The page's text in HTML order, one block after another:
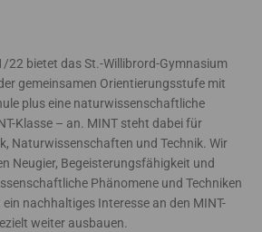
22 bietet das St.-Willibrord-Gymnasium
gemeinsamen Orientierungsstufe mit
plus eine naturwissenschaftliche
Klasse – an. MINT steht dabei für
Naturwissenschaften und Technik. Wir
Neugier, Begeisterungsfähigkeit und
Phänomene und Techniken
nachhaltiges Interesse an den MINT-
weiter ausbauen.